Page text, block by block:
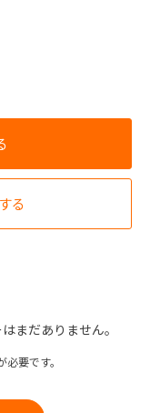
る
まだありません。
必要です。